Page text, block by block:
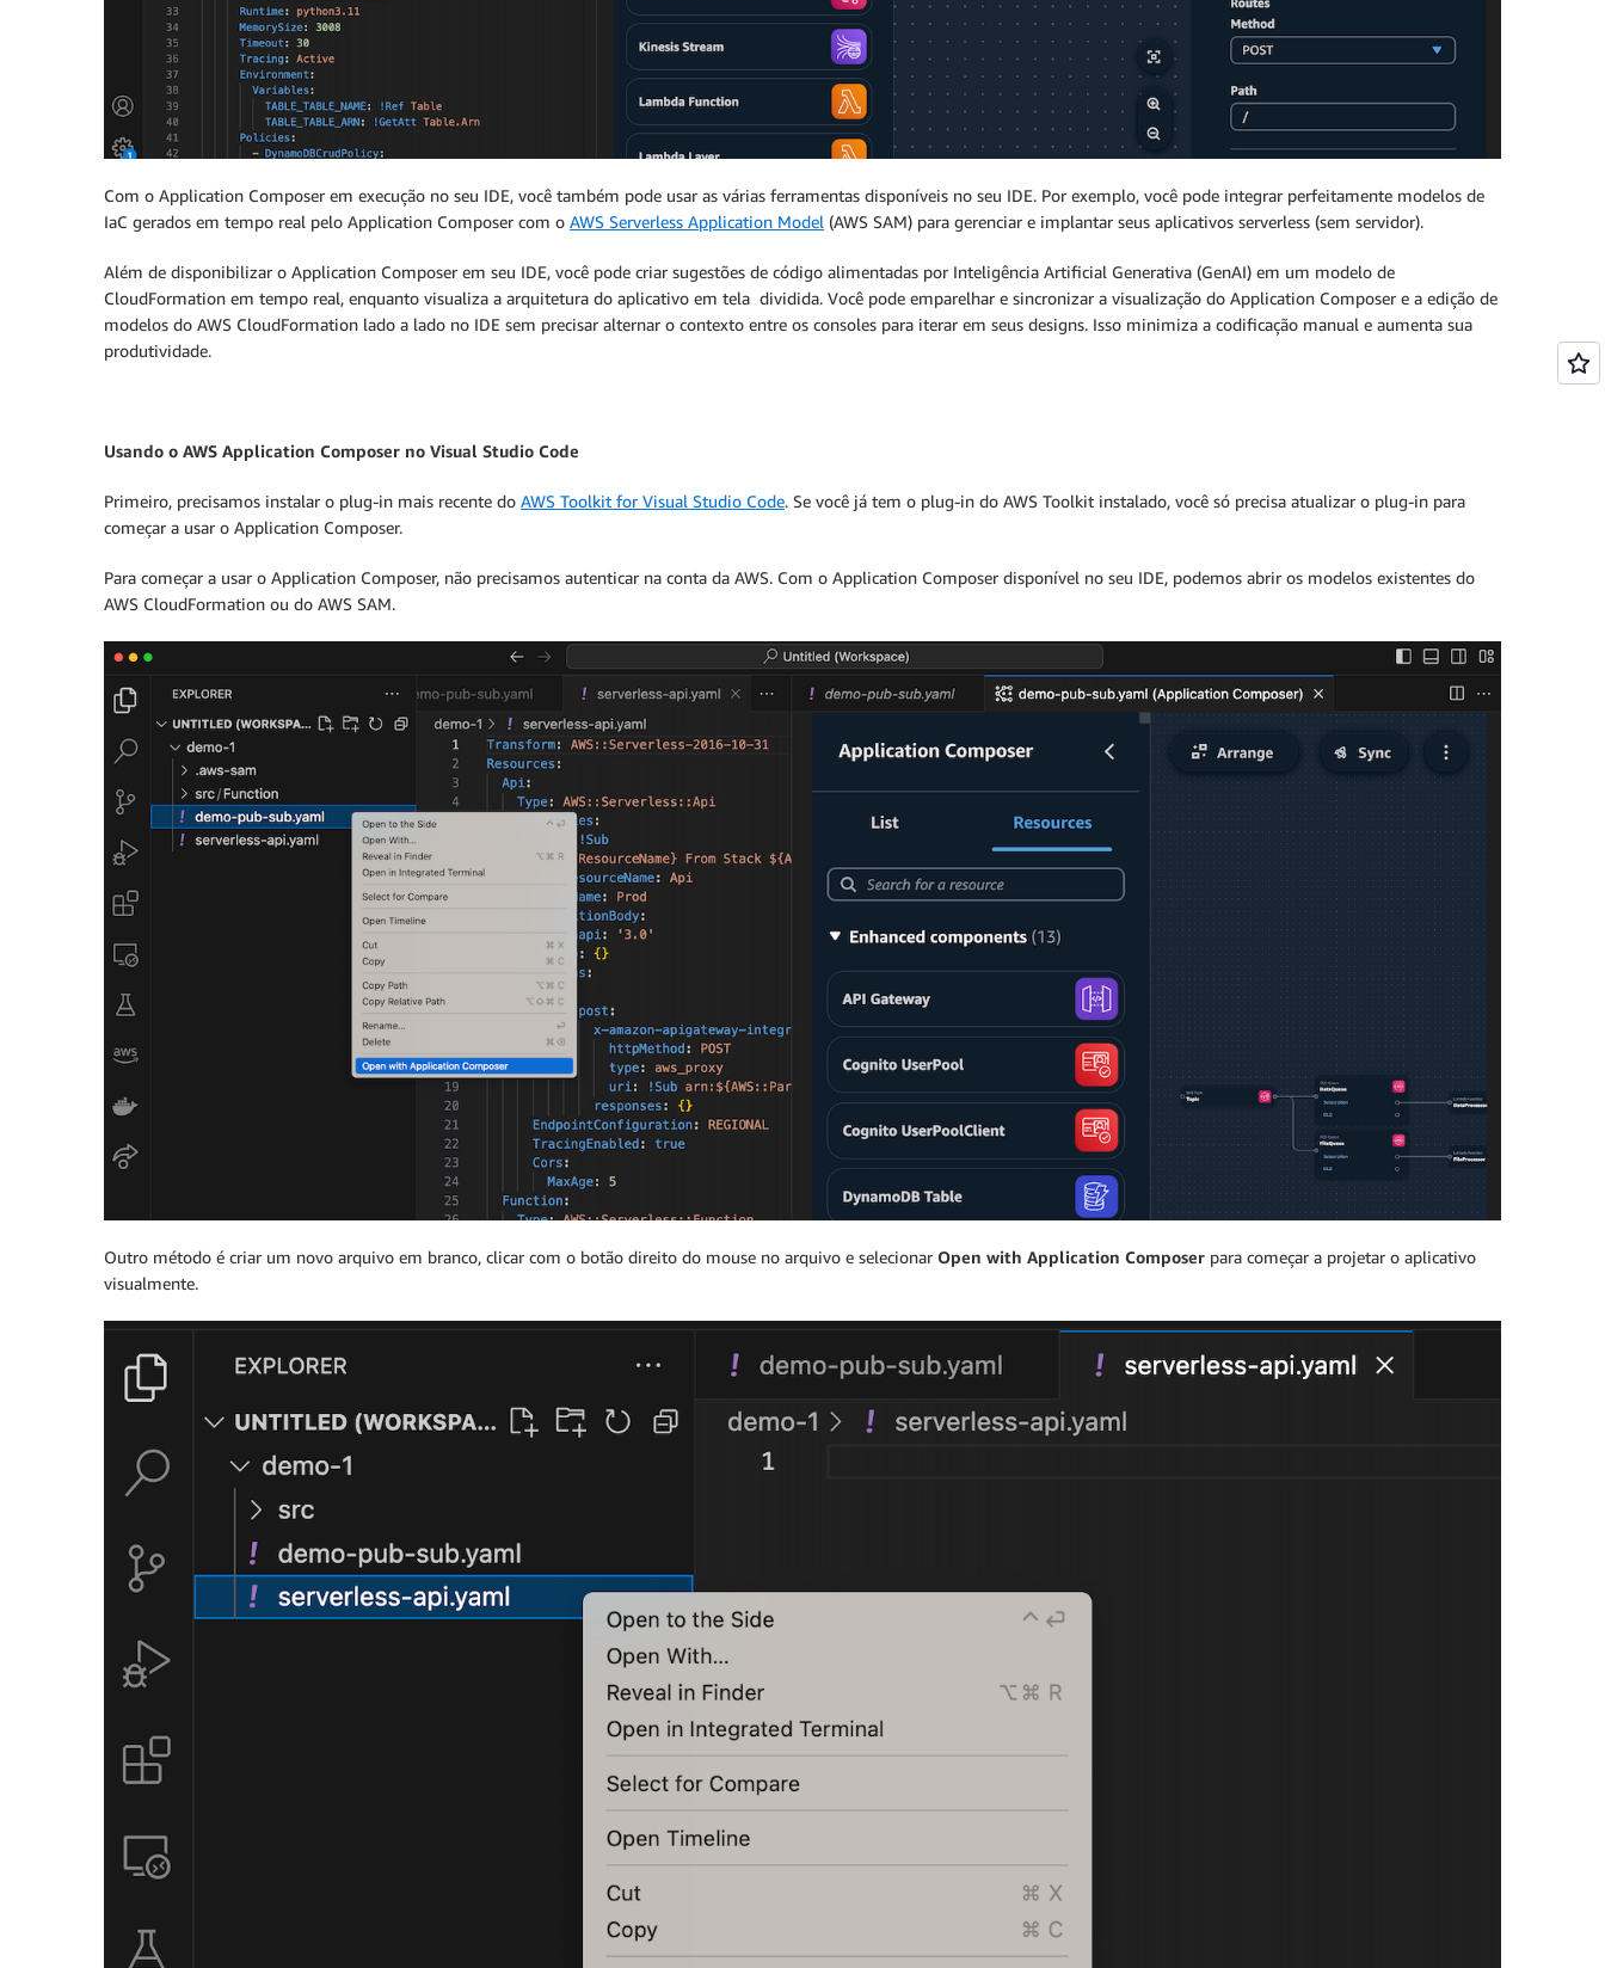
Com o Application Composer em execução no seu IDE, você também pode usar as várias ferramentas disponíveis no seu IDE. Por exemplo, você pode integrar perfeitamente modelos de
IaC gerados em tempo real pelo Application Composer com o AWS Serverless Application Model (AWS SAM) para gerenciar e implantar seus aplicativos serverless (sem servidor).
Além de disponibilizar o Application Composer em seu IDE, você pode criar sugestões de código alimentadas por Inteligência Artificial Generativa (GenAI) em um modelo de
CloudFormation em tempo real, enquanto visualiza a arquitetura do aplicativo em tela dividida. Você pode emparelhar e sincronizar a visualização do Application Composer e a edição de
modelos do AWS CloudFormation lado a lado no IDE sem precisar alternar o contexto entre os consoles para iterar em seus designs. Isso minimiza a codificação manual e aumenta sua
produtividade.
Usando o AWS Application Composer no Visual Studio Code
Primeiro, precisamos instalar o plug-in mais recente do AWS Toolkit for Visual Studio Code. Se você já tem o plug-in do AWS Toolkit instalado, você só precisa atualizar o plug-in para
começar a usar o Application Composer.
Para começar a usar o Application Composer, não precisamos autenticar na conta da AWS. Com o Application Composer disponível no seu IDE, podemos abrir os modelos existentes do
AWS CloudFormation ou do AWS SAM.
Outro método é criar um novo arquivo em branco, clicar com o botão direito do mouse no arquivo e selecionar Open with Application Composer para começar a projetar o aplicativo
visualmente.